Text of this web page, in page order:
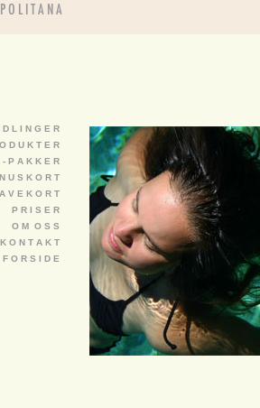
D L I N G E R
D U K T E R
- P A K K E R
U S K O R T
V E K O R T
P R I S E R
O M O S S
K O N T A K T
F O R S I D E